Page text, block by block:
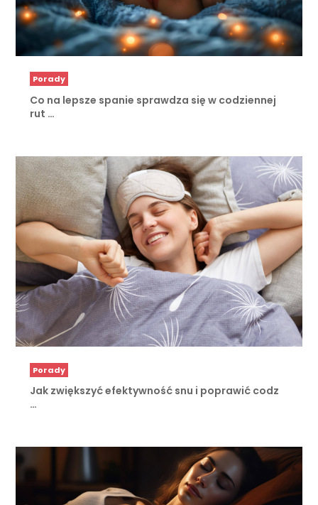
Porady
Co na lepsze spanie sprawdza się w codziennej
rut …
Porady
Jak zwiększyć efektywność snu i poprawić codz
…